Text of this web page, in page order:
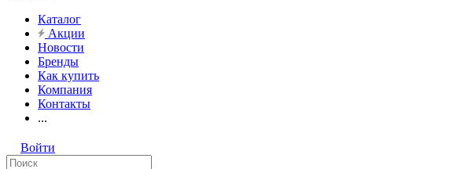
Каталог
Акции
Новости
Бренды
Как купить
Компания
Контакты
...
Войти